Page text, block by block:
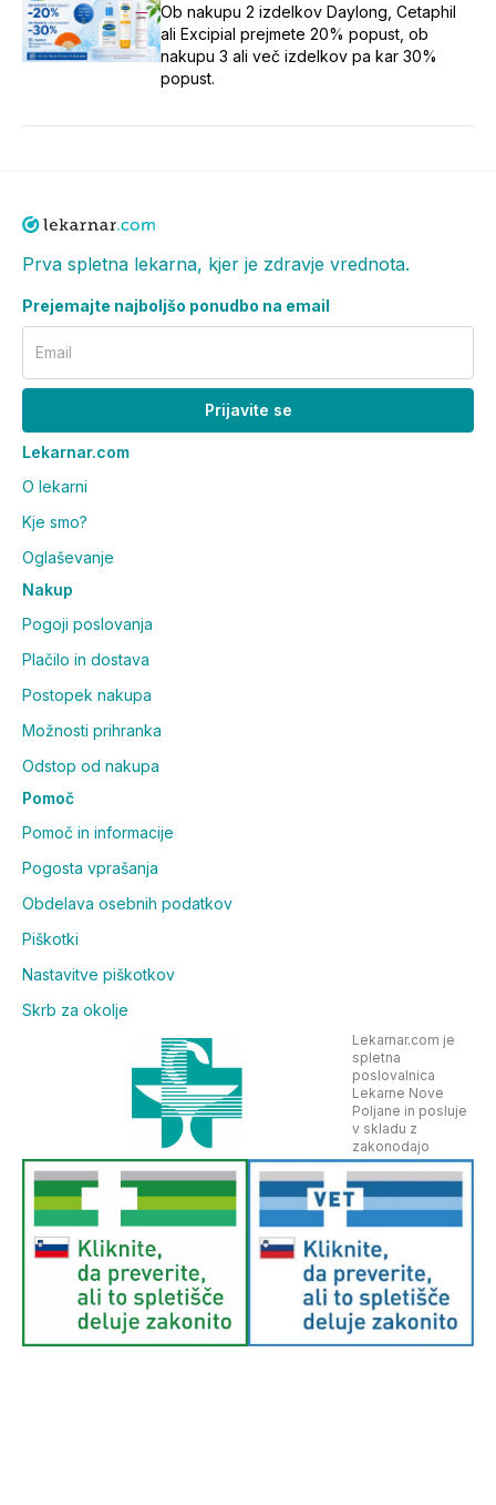
Ob nakupu 2 izdelkov Daylong, Cetaphil
ali Excipial prejmete 20% popust, ob
nakupu 3 ali več izdelkov pa kar 30%
popust.
Prva spletna lekarna, kjer je zdravje vrednota.
Prejemajte najboljšo ponudbo na email
Email
Prijavite se
Lekarnar.com
O lekarni
Kje smo?
Oglaševanje
Nakup
Pogoji poslovanja
Plačilo in dostava
Postopek nakupa
Možnosti prihranka
Odstop od nakupa
Pomoč
Pomoč in informacije
Pogosta vprašanja
Obdelava osebnih podatkov
Piškotki
Nastavitve piškotkov
Skrb za okolje
Lekarnar.com je
spletna
poslovalnica
Lekarne Nove
Poljane in posluje
v skladu z
zakonodajo